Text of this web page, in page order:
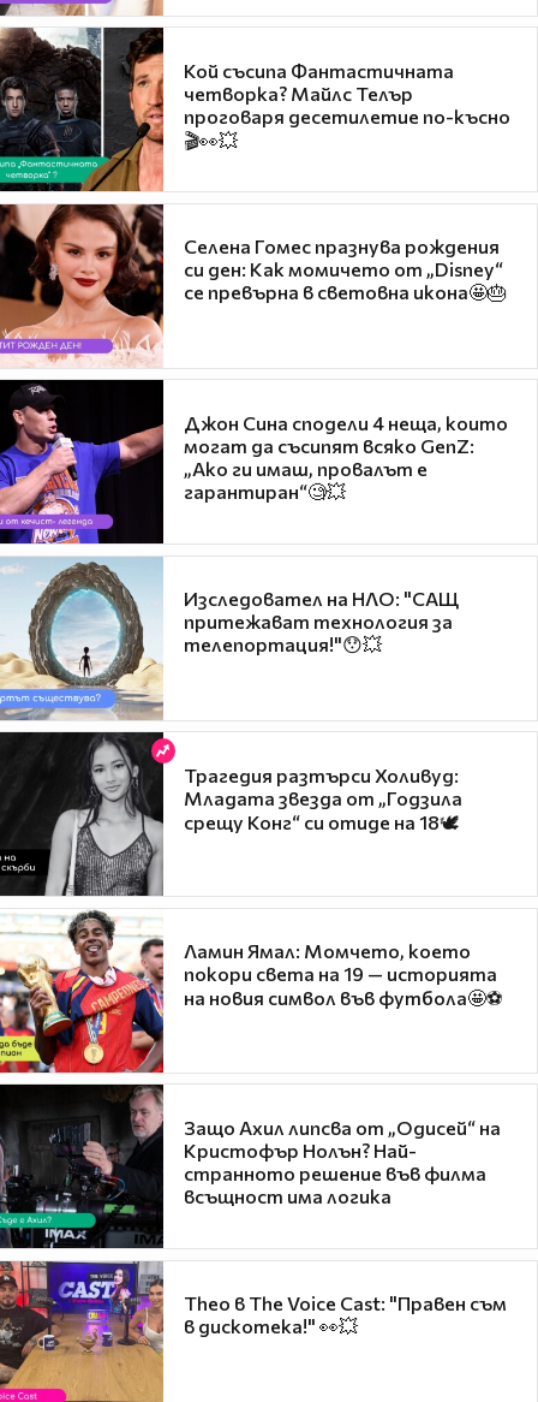
Кой съсипа Фантастичната
четворка? Майлс Телър
проговаря десетилетие по-късно
🎬👀💥
Селена Гомес празнува рождения
си ден: Как момичето от „Disney“
се превърна в световна икона🤩🎂
Джон Сина сподели 4 неща, които
могат да съсипят всяко GenZ:
„Ако ги имаш, провалът е
гарантиран“🧐💥
Изследовател на НЛО: "САЩ
притежават технология за
телепортация!"😯💥
Трагедия разтърси Холивуд:
Младата звезда от „Годзила
срещу Конг“ си отиде на 18🕊️
Ламин Ямал: Момчето, което
покори света на 19 — историята
на новия символ във футбола🤩⚽
Защо Ахил липсва от „Одисей“ на
Кристофър Нолън? Най-
странното решение във филма
всъщност има логика
Theo в The Voice Cast: "Правен съм
в дискотека!" 👀💥